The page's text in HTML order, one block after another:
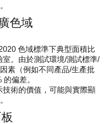
色域
色域標準下典型面積比
。由於測試環境/測試標準/
素（例如不同產品/生產批
偏差。
術的價值，可能與實際顯